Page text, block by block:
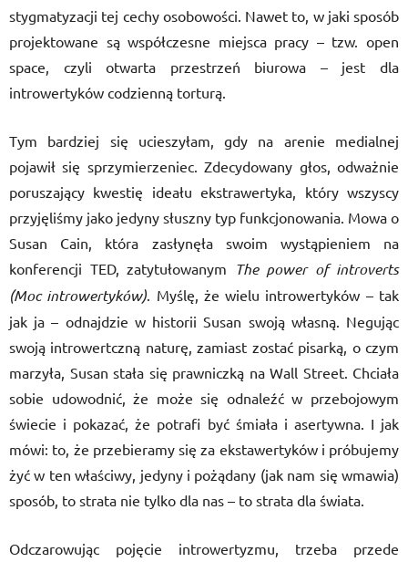
stygmatyzacji tej cechy osobowości. Nawet to, w jaki sposób
projektowane są współczesne miejsca pracy – tzw. open
space, czyli otwarta przestrzeń biurowa – jest dla
introwertyków codzienną torturą.
Tym bardziej się ucieszyłam, gdy na arenie medialnej
pojawił się sprzymierzeniec. Zdecydowany głos, odważnie
poruszający kwestię ideału ekstrawertyka, który wszyscy
przyjęliśmy jako jedyny słuszny typ funkcjonowania. Mowa o
Susan Cain, która zasłynęła swoim wystąpieniem na
konferencji TED, zatytułowanym The power of introverts
(Moc introwertyków). Myślę, że wielu introwertyków – tak
jak ja – odnajdzie w historii Susan swoją własną. Negując
swoją introwertczną naturę, zamiast zostać pisarką, o czym
marzyła, Susan stała się prawniczką na Wall Street. Chciała
sobie udowodnić, że może się odnaleźć w przebojowym
świecie i pokazać, że potrafi być śmiała i asertywna. I jak
mówi: to, że przebieramy się za ekstawertyków i próbujemy
żyć w ten właściwy, jedyny i pożądany (jak nam się wmawia)
sposób, to strata nie tylko dla nas – to strata dla świata.
Odczarowując pojęcie introwertyzmu, trzeba przede